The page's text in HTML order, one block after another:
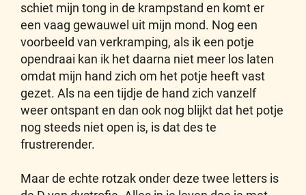
schiet mijn tong in de krampstand en komt er
een vaag gewauwel uit mijn mond. Nog een
voorbeeld van verkramping, als ik een potje
opendraai kan ik het daarna niet meer los laten
omdat mijn hand zich om het potje heeft vast
gezet. Als na een tijdje de hand zich vanzelf
weer ontspant en dan ook nog blijkt dat het potje
nog steeds niet open is, is dat des te
frustrerender.
Maar de echte rotzak onder deze twee letters is